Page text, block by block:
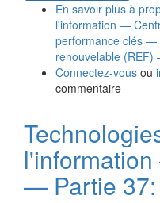
En savoir plus à
l'information —
performance clés —
renouvelable (REF)
Connectez-vous ou
commentaire
— Partie 37: